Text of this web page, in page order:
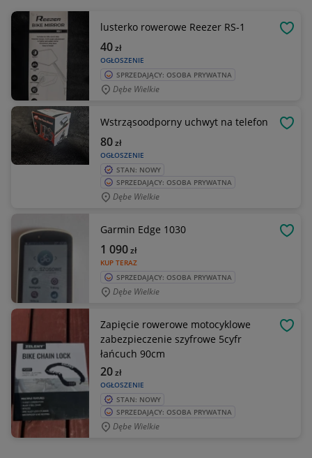
lusterko rowerowe Reezer RS-1
OGŁOSZENIE
40zł
SPRZEDAJĄCY: OSOBA PRYWATNA
Dębe Wielkie
Wstrząsoodporny uchwyt na telefon
OGŁOSZENIE
80zł
STAN: NOWY
SPRZEDAJĄCY: OSOBA PRYWATNA
Dębe Wielkie
Garmin Edge 1030
KUP TERAZ
1 090zł
SPRZEDAJĄCY: OSOBA PRYWATNA
Dębe Wielkie
Zapięcie rowerowe motocyklowe
zabezpieczenie szyfrowe 5cyfr
łańcuch 90cm
OGŁOSZENIE
20zł
STAN: NOWY
SPRZEDAJĄCY: OSOBA PRYWATNA
Dębe Wielkie